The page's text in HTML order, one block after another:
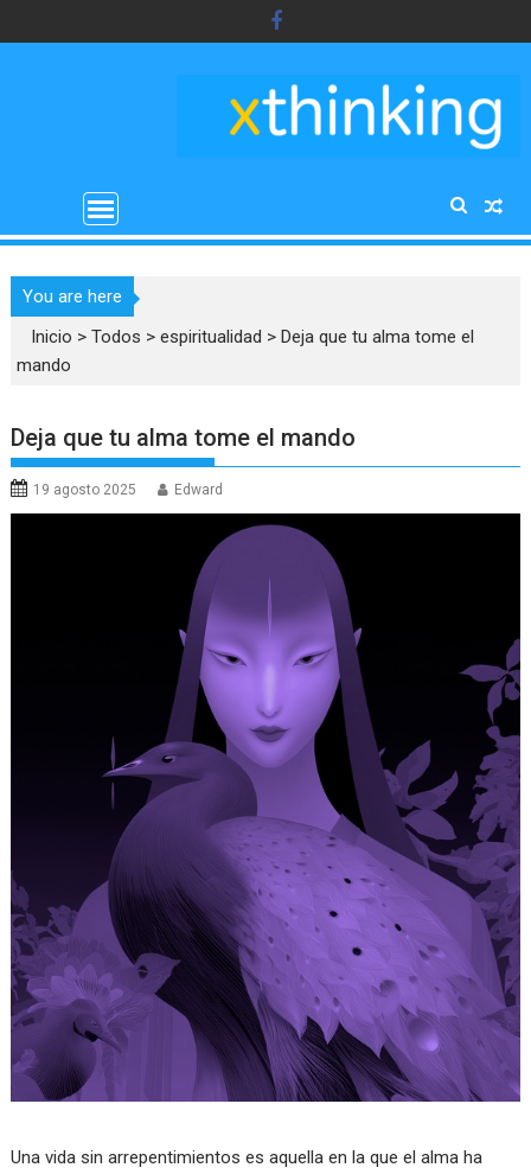
al
You are here
Inicio >Todos >espiritualidad >Deja que tu alma tome el
mando
Deja que tu alma tome el mando
19 agosto 2025 Edward
Una vida sin arrepentimientos es aquella en la que el alma ha